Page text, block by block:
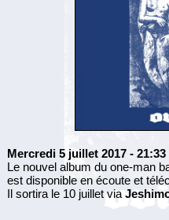
Mercredi 5 juillet 2017 - 21:33
Le nouvel album du one-man
est disponible en écoute et
Il sortira le 10 juillet via